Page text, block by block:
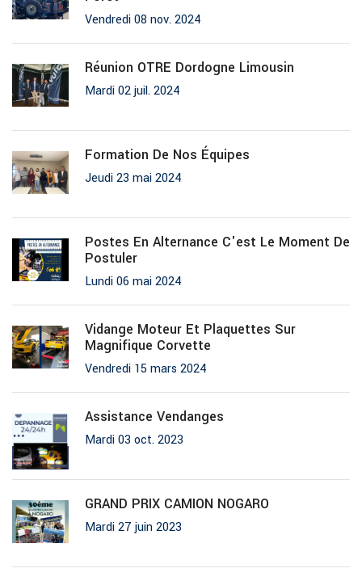
Vendredi 08 nov. 2024
Réunion OTRE Dordogne Limousin
Mardi 02 juil. 2024
Formation De Nos Équipes
Jeudi 23 mai 2024
Postes En Alternance C'est Le Moment De
Postuler
Lundi 06 mai 2024
Vidange Moteur Et Plaquettes Sur
Magnifique Corvette
Vendredi 15 mars 2024
Assistance Vendanges
Mardi 03 oct. 2023
GRAND PRIX CAMION NOGARO
Mardi 27 juin 2023